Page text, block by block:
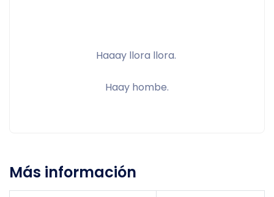
Haaay llora llora.
Haay hombe.
Más información